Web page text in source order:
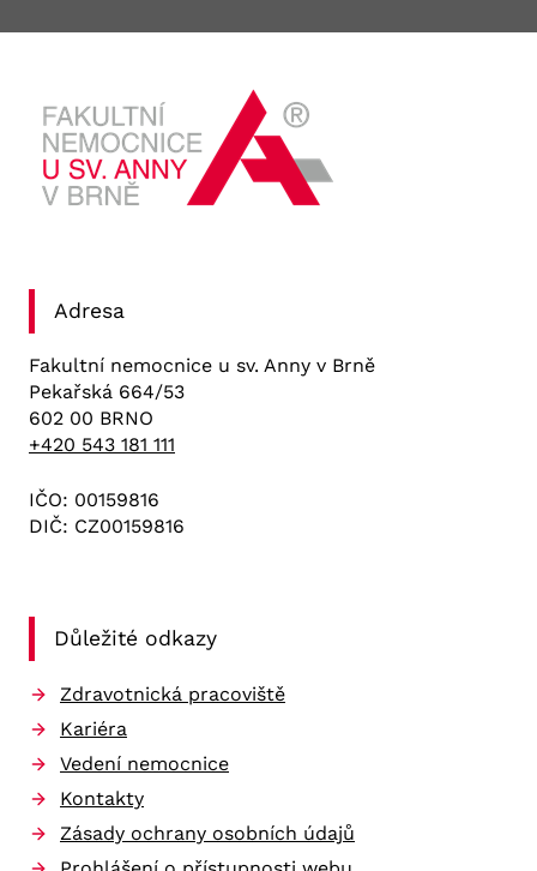
Adresa
Fakultní nemocnice u sv. Anny v Brně
Pekařská 664/53
602 00 BRNO
+420 543 181 111
IČO: 00159816
DIČ: CZ00159816
Důležité odkazy
Zdravotnická pracoviště
Kariéra
Vedení nemocnice
Kontakty
Zásady ochrany osobních údajů